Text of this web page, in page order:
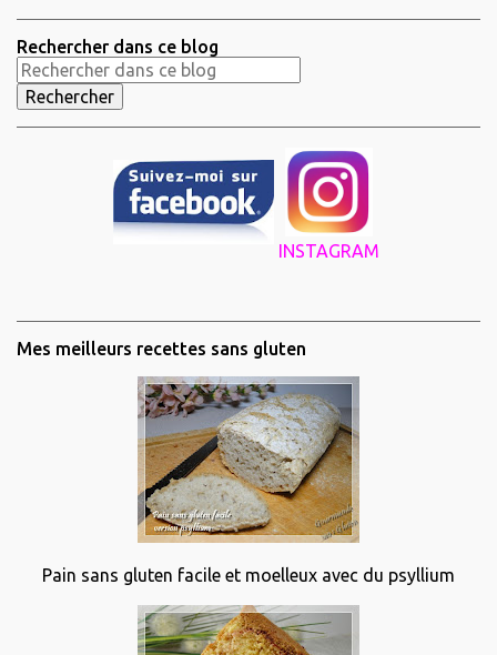
Rechercher dans ce blog
INSTAGRAM
Mes meilleurs recettes sans gluten
Pain sans gluten facile et moelleux avec du psyllium